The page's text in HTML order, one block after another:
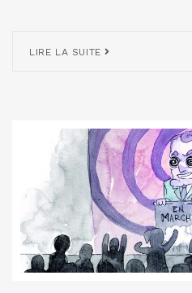
LIRE LA SUITE